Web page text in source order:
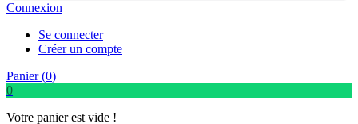
Connexion
Se connecter
Créer un compte
Panier (0)
0
Votre panier est vide !